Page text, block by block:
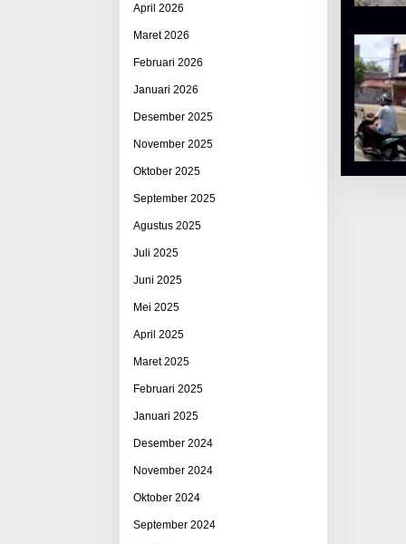
April 2026
Maret 2026
Februari 2026
Januari 2026
Desember 2025
November 2025
Oktober 2025
September 2025
Agustus 2025
Juli 2025
Juni 2025
Mei 2025
April 2025
Maret 2025
Februari 2025
Januari 2025
Desember 2024
November 2024
Oktober 2024
September 2024